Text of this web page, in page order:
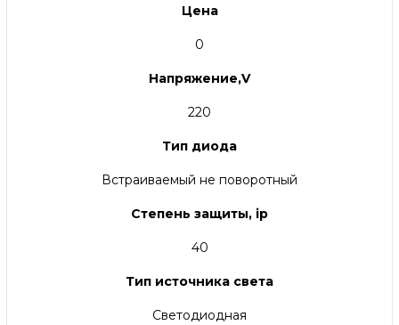
Цена
0
Напряжение,V
220
Тип диода
Встраиваемый не поворотный
Степень защиты, ip
40
Тип источника света
Светодиодная